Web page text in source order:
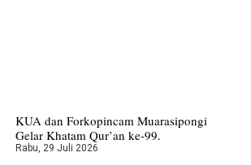
KUA dan Forkopincam Muarasipongi
Gelar Khatam Qur’an ke-99.
Rabu, 29 Juli 2026